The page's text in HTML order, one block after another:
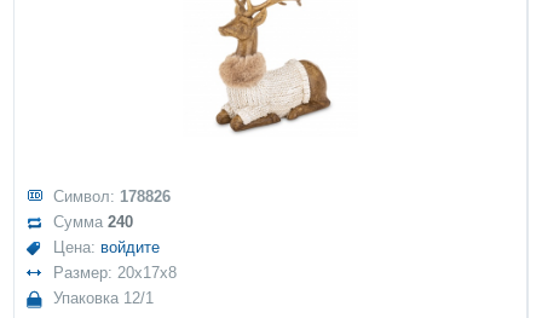
Символ: 178826
Сумма240
Цена: войдите
Размер: 20x17x8
Упаковка 12/1